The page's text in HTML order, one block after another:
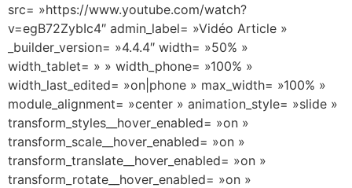
src= »https://www.youtube.com/watch?
v=egB72ZybIc4″ admin_label= »Vidéo Article »
_builder_version= »4.4.4″ width= »50% »
width_tablet= » » width_phone= »100% »
width_last_edited= »on|phone » max_width= »100% »
module_alignment= »center » animation_style= »slide »
transform_styles__hover_enabled= »on »
transform_scale__hover_enabled= »on »
transform_translate__hover_enabled= »on »
transform_rotate__hover_enabled= »on »